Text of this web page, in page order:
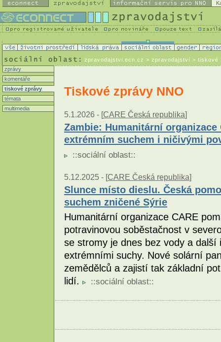
zpravodajstvi.ecn.cz > zpravodajství > tiskové
zprávy
komentáře
tiskové zprávy
témata
multimedia
Tiskové zprávy NNO
5.1.2026 - [CARE Česká republika]
Zambie: Humanitární
extrémním suchem i ničivými
::sociální oblast::
5.12.2025 - [CARE Česká republika]
Slunce místo dieslu. Česká
suchem zničené Sýrie
Humanitární organizace CARE
potravinovou soběstačnost v
se stromy je dnes bez vody a
extrémními suchy. Nové solární
zemědělců a zajistí tak základní
lidí.
::sociální oblast::